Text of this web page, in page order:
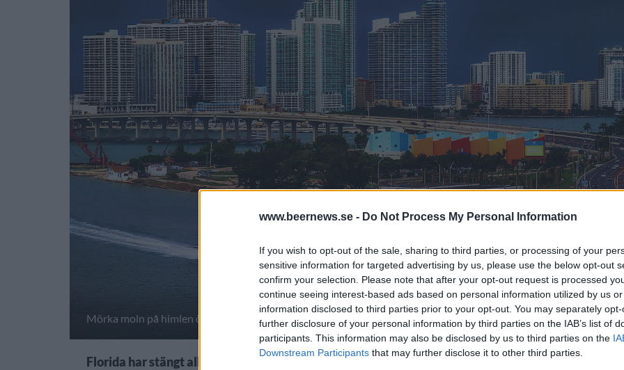
www.beernews.se - Do Not Process My Personal Information
If you wish to opt-out of the sale, sharing to third parties, or processing of your
sensitive information for targeted advertising by us, please use the below opt-out
confirm your selection. Please note that after your opt-out request is processed
continue seeing interest-based ads based on personal information utilized by us
information disclosed to third parties prior to your opt-out. You may separately
further disclosure of your personal information by third parties on the IAB’s list of
participants. This information may also be disclosed by us to third parties on the
Downstream Participants that may further disclose it to other third parties.
Mörka moln på himlen över Miami, och så känns det för många bryggerier i Florida just nu. Foto: Pixabay.
Florida har stängt alla bryggerier och taprooms en andra gång. I ett öppet brev krävs nu snabba